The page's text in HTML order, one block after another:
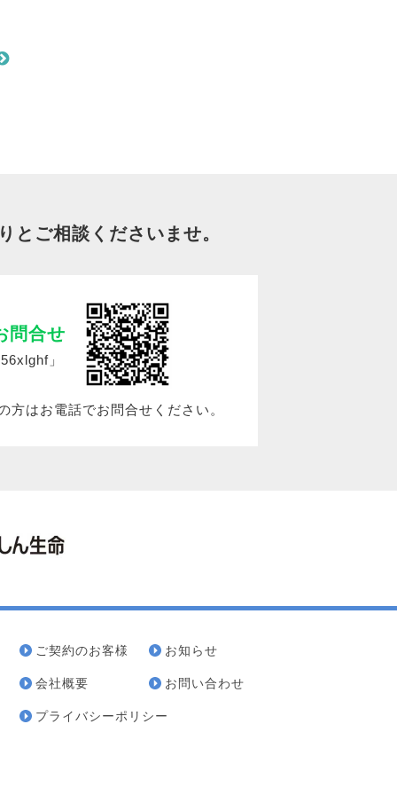
とご相談くださいませ。
問合せ
」
方はお電話でお問合せください。
ご契約のお客様 お知らせ
会社概要 お問い合わせ
プライバシーポリシー